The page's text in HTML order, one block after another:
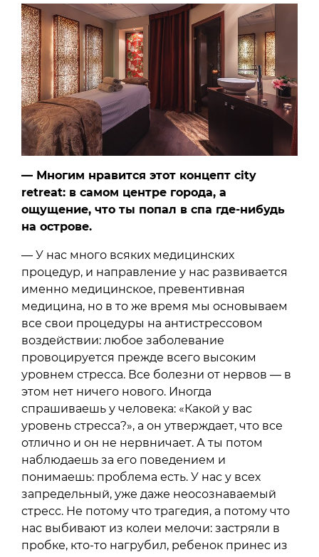
— Многим нравится этот концепт city
retreat: в самом центре города, а
ощущение, что ты попал в спа где-нибудь
на острове.
— У нас много всяких медицинских
процедур, и направление у нас развивается
именно медицинское, превентивная
медицина, но в то же время мы основываем
все свои процедуры на антистрессовом
воздействии: любое заболевание
провоцируется прежде всего высоким
уровнем стресса. Все болезни от нервов — в
этом нет ничего нового. Иногда
спрашиваешь у человека: «Какой у вас
уровень стресса?», а он утверждает, что все
отлично и он не нервничает. А ты потом
наблюдаешь за его поведением и
понимаешь: проблема есть. У нас у всех
запредельный, уже даже неосознаваемый
стресс. Не потому что трагедия, а потому что
нас выбивают из колеи мелочи: застряли в
пробке, кто-то нагрубил, ребенок принес из